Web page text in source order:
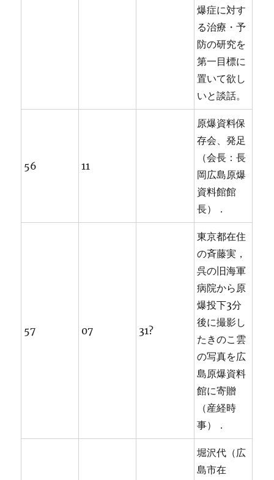
爆症に対す
る治療・予
防の研究を
第一目標に
置いて欲し
いと談話。
56 11
原爆資料保
存会、発足
（会長：長
岡広島原爆
資料館館
長）．
57 07 31?
東京都在住
の斉藤実，
呉の旧海軍
病院から原
爆投下3分
後に撮影し
たきのこ雲
の写真を広
島原爆資料
館に寄贈
（産経時
事）．
堀沢代（広
島市在